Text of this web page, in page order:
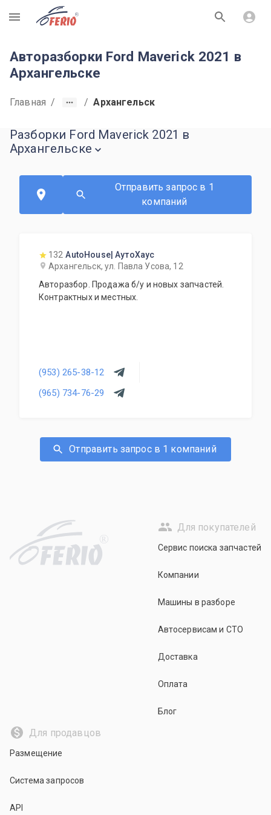
R
Авторазборки Ford Maverick 2021 в
Архангельске
Главная / / Архангельск
Разборки Ford Maverick 2021 в
Архангельске
Отправить запрос в 1
компаний
132 AutoHouse| АутоХаус
Архангельск, ул. Павла Усова, 12
Авторазбор. Продажа б/у и новых запчастей.
Контрактных и местных.
(953) 265-38-12
(965) 734-76-29
Отправить запрос в 1 компаний
R
Для покупателей
Сервис поиска запчастей
Компании
Машины в разборе
Автосервисам и СТО
Доставка
Оплата
Блог
Для продавцов
Размещение
Система запросов
API